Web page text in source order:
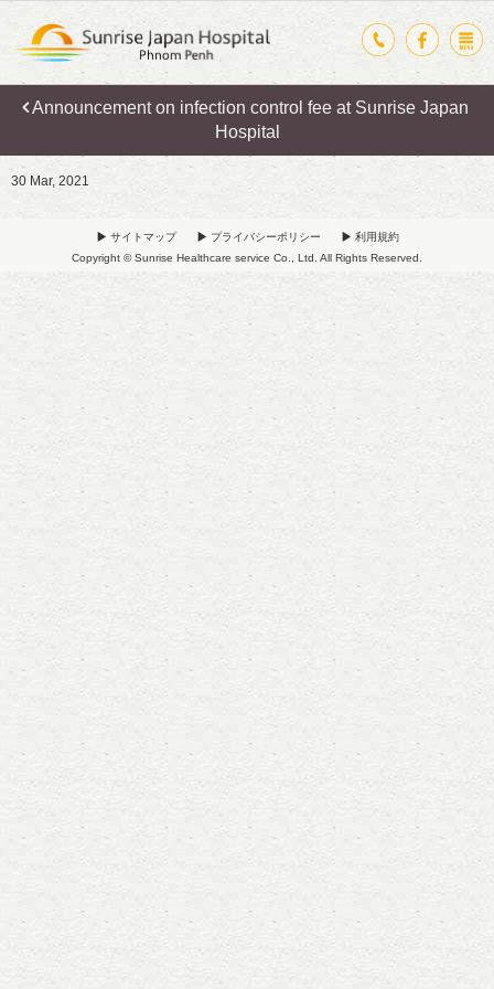
Announcement on infection control fee at Sunrise Japan
Hospital
30 Mar, 2021
サイトマップ プライバシーポリシー
利用規約
Copyright © Sunrise Healthcare service Co., Ltd. All Rights Reserved.